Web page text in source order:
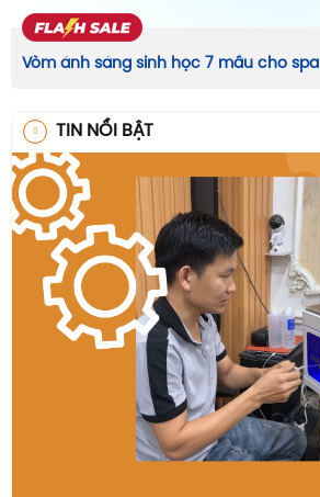
Vòm ánh sáng sinh học 7 mầu cho spa
TIN NỔI BẬT